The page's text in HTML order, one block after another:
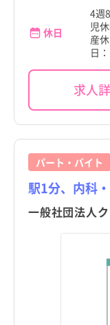
宮城県
山形県
栃木県
埼玉県
世田谷区
豊島区
北区
荒川区
休日
4週
児
産
日
求人
パート・バイト
駅1分、内科
一般社団法人
宮城県
山形県
栃木県
埼玉県
世田谷区
豊島区
北区
荒川区